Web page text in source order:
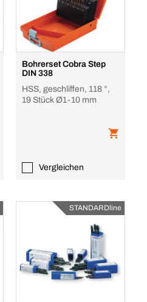
Bohrerset Cobra Step
DIN 338
HSS, geschliffen, 118 °,
19 Stück Ø1-10 mm
Vergleichen
STANDARDline